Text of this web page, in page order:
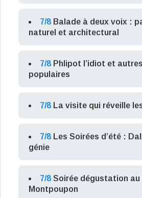
7/8 Balade à deux voix :
naturel et architectural
7/8 Phlipot l’idiot et
populaires
7/8 La visite qui réveille
7/8 Les Soirées d’été :
génie
7/8 Soirée dégustation au
Montpoupon